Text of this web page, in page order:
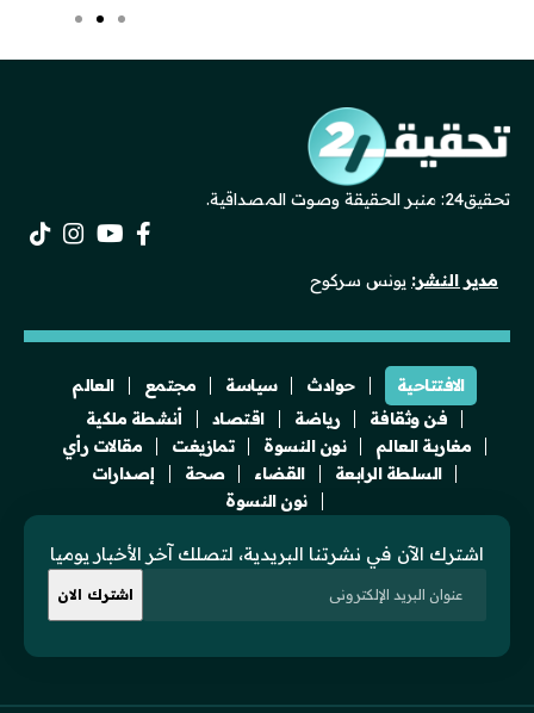
تحقيق24: منبر الحقيقة وصوت المصداقية.
مدير النشر: يونس سركوح
الافتتاحية حوادث سياسة مجتمع
العالم
فن وثقافة
رياضة اقتصاد
أنشطة ملكية
مغاربة العالم
نون النسوة تمازيغت
مقالات رأي
السلطة الرابعة
القضاء صحة
إصدارات
نون النسوة
اشترك الآن في نشرتنا البريدية، لتصلك آخر الأخبار يوميا